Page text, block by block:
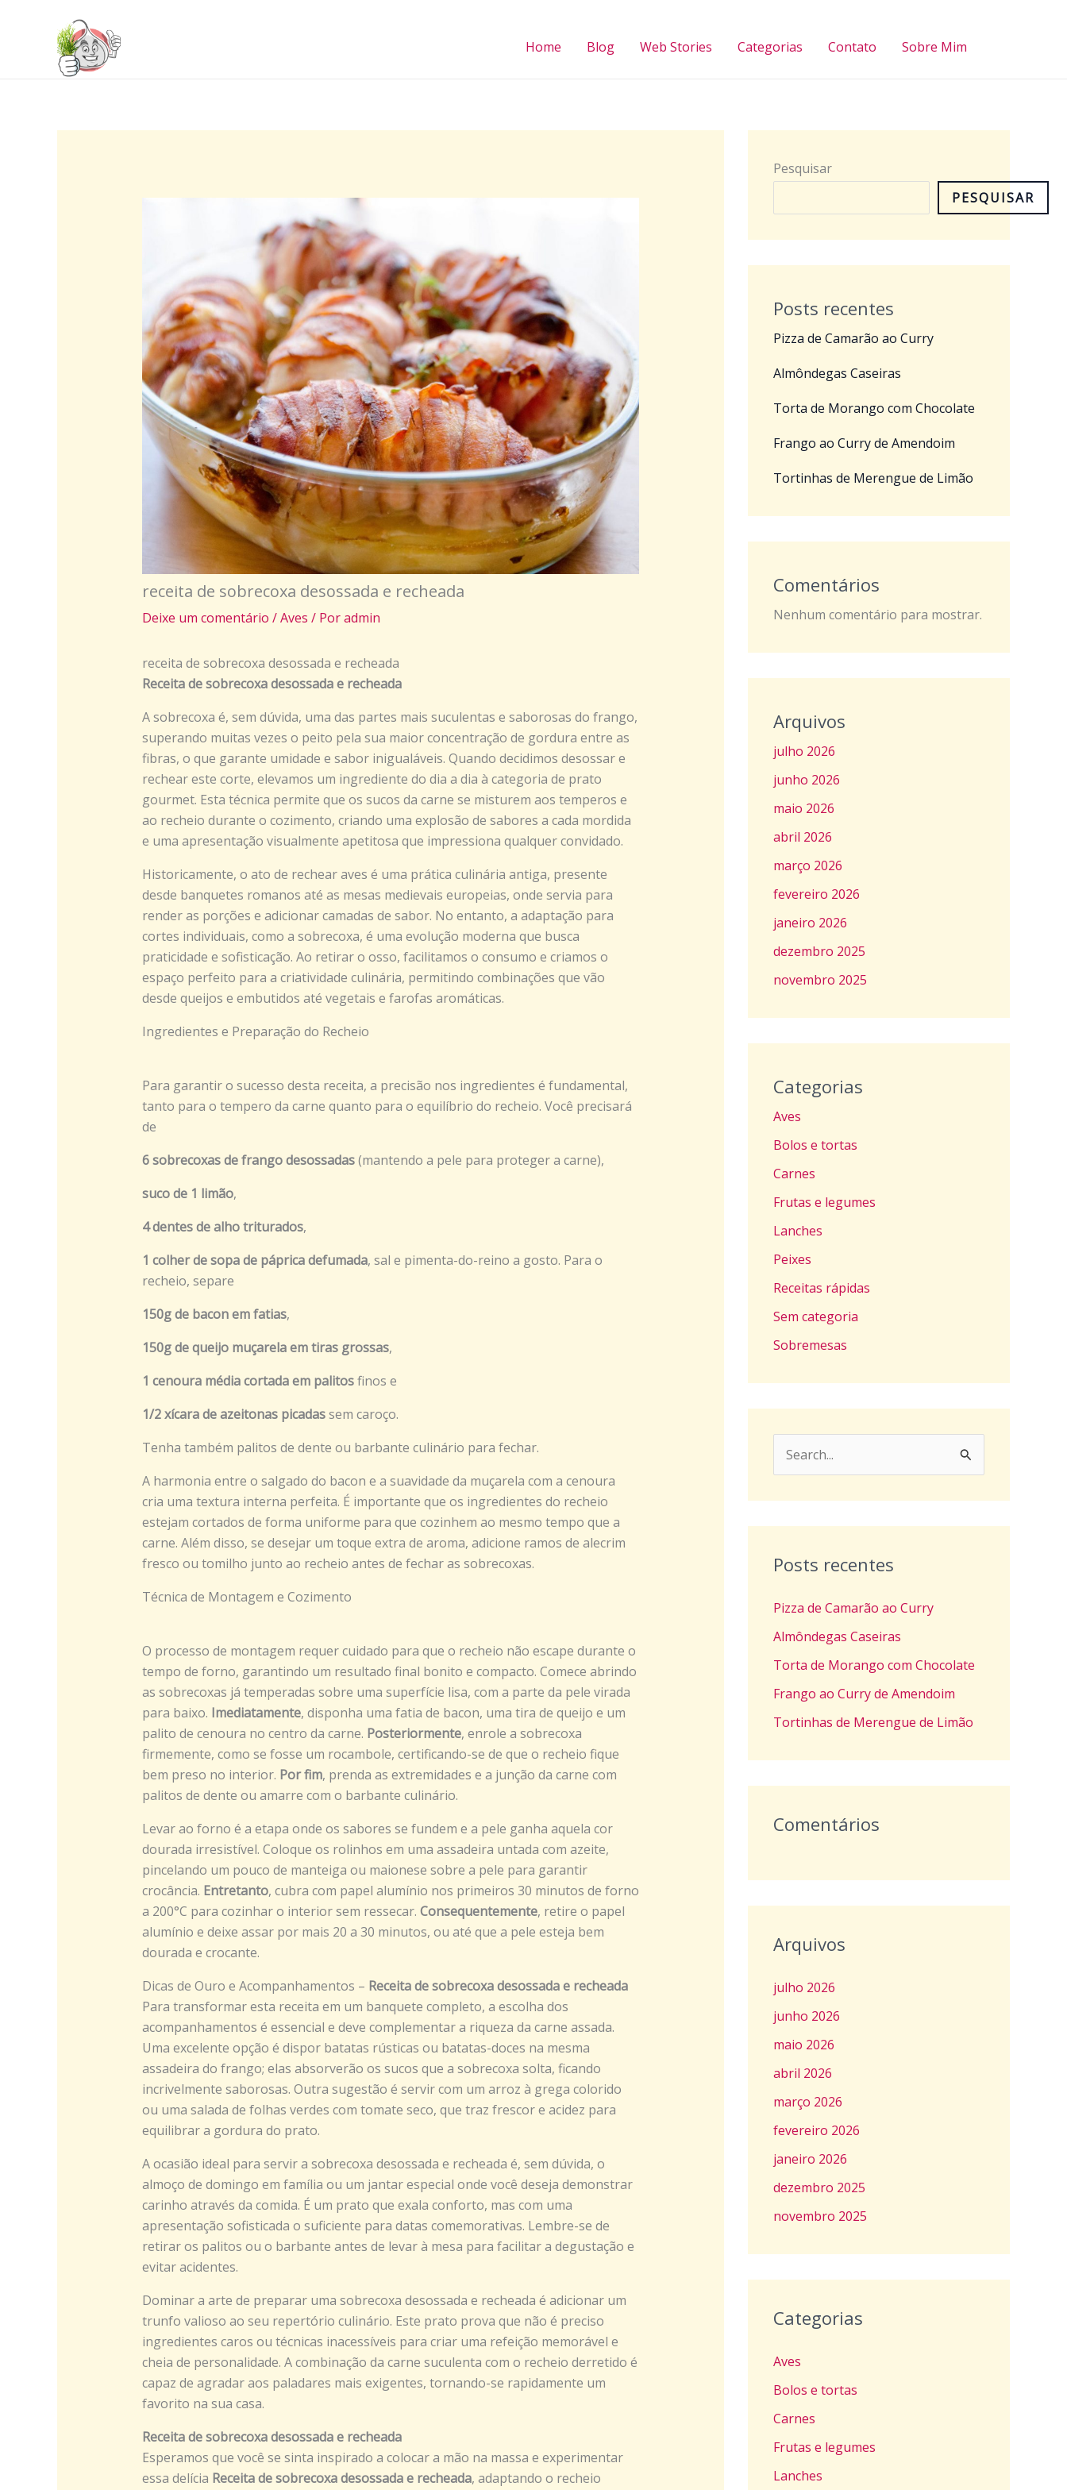
Home Blog Web Stories Categorias Contato Sobre Mim
receita de sobrecoxa desossada e recheada
Deixe um comentário /Aves / Poradmin
receita de sobrecoxa desossada e recheada
Receita de sobrecoxa desossada e recheada
A sobrecoxa é, sem dúvida, uma das partes mais suculentas e saborosas do frango,
superando muitas vezes o peito pela sua maior concentração de gordura entre as
fibras, o que garante umidade e sabor inigualáveis. Quando decidimos desossar e
rechear este corte, elevamos um ingrediente do dia a dia à categoria de prato
gourmet. Esta técnica permite que os sucos da carne se misturem aos temperos e
ao recheio durante o cozimento, criando uma explosão de sabores a cada mordida
e uma apresentação visualmente apetitosa que impressiona qualquer convidado.
Historicamente, o ato de rechear aves é uma prática culinária antiga, presente
desde banquetes romanos até as mesas medievais europeias, onde servia para
render as porções e adicionar camadas de sabor. No entanto, a adaptação para
cortes individuais, como a sobrecoxa, é uma evolução moderna que busca
praticidade e sofisticação. Ao retirar o osso, facilitamos o consumo e criamos o
espaço perfeito para a criatividade culinária, permitindo combinações que vão
desde queijos e embutidos até vegetais e farofas aromáticas.
Ingredientes e Preparação do Recheio
Para garantir o sucesso desta receita, a precisão nos ingredientes é fundamental,
tanto para o tempero da carne quanto para o equilíbrio do recheio. Você precisará
de
6 sobrecoxas de frango desossadas(mantendo a pele para proteger a carne),
suco de 1 limão,
4 dentes de alho triturados,
1 colher de sopa de páprica defumada, sal e pimenta-do-reino a gosto. Para o
recheio, separe
150g de bacon em fatias,
150g de queijo muçarela em tiras grossas,
1 cenoura média cortada em palitosfinos e
1/2 xícara de azeitonas picadassem caroço.
Tenha também palitos de dente ou barbante culinário para fechar.
A harmonia entre o salgado do bacon e a suavidade da muçarela com a cenoura
cria uma textura interna perfeita. É importante que os ingredientes do recheio
estejam cortados de forma uniforme para que cozinhem ao mesmo tempo que a
carne. Além disso, se desejar um toque extra de aroma, adicione ramos de alecrim
fresco ou tomilho junto ao recheio antes de fechar as sobrecoxas.
Técnica de Montagem e Cozimento
O processo de montagem requer cuidado para que o recheio não escape durante o
tempo de forno, garantindo um resultado final bonito e compacto. Comece abrindo
as sobrecoxas já temperadas sobre uma superfície lisa, com a parte da pele virada
para baixo. Imediatamente, disponha uma fatia de bacon, uma tira de queijo e um
palito de cenoura no centro da carne. Posteriormente, enrole a sobrecoxa
firmemente, como se fosse um rocambole, certificando-se de que o recheio fique
bem preso no interior. Por fim, prenda as extremidades e a junção da carne com
palitos de dente ou amarre com o barbante culinário.
Levar ao forno é a etapa onde os sabores se fundem e a pele ganha aquela cor
dourada irresistível. Coloque os rolinhos em uma assadeira untada com azeite,
pincelando um pouco de manteiga ou maionese sobre a pele para garantir
crocância. Entretanto, cubra com papel alumínio nos primeiros 30 minutos de forno
a 200°C para cozinhar o interior sem ressecar. Consequentemente, retire o papel
alumínio e deixe assar por mais 20 a 30 minutos, ou até que a pele esteja bem
dourada e crocante.
Dicas de Ouro e Acompanhamentos – Receita de sobrecoxa desossada e recheada
Para transformar esta receita em um banquete completo, a escolha dos
acompanhamentos é essencial e deve complementar a riqueza da carne assada.
Uma excelente opção é dispor batatas rústicas ou batatas-doces na mesma
assadeira do frango; elas absorverão os sucos que a sobrecoxa solta, ficando
incrivelmente saborosas. Outra sugestão é servir com um arroz à grega colorido
ou uma salada de folhas verdes com tomate seco, que traz frescor e acidez para
equilibrar a gordura do prato.
A ocasião ideal para servir a sobrecoxa desossada e recheada é, sem dúvida, o
almoço de domingo em família ou um jantar especial onde você deseja demonstrar
carinho através da comida. É um prato que exala conforto, mas com uma
apresentação sofisticada o suficiente para datas comemorativas. Lembre-se de
retirar os palitos ou o barbante antes de levar à mesa para facilitar a degustação e
evitar acidentes.
Dominar a arte de preparar uma sobrecoxa desossada e recheada é adicionar um
trunfo valioso ao seu repertório culinário. Este prato prova que não é preciso
ingredientes caros ou técnicas inacessíveis para criar uma refeição memorável e
cheia de personalidade. A combinação da carne suculenta com o recheio derretido é
capaz de agradar aos paladares mais exigentes, tornando-se rapidamente um
favorito na sua casa.
Receita de sobrecoxa desossada e recheada
Esperamos que você se sinta inspirado a colocar a mão na massa e experimentar
essa delícia Receita de sobrecoxa desossada e recheada, adaptando o recheio
Pesquisar
PESQUISAR
Posts recentes
Pizza de Camarão ao Curry
Almôndegas Caseiras
Torta de Morango com Chocolate
Frango ao Curry de Amendoim
Tortinhas de Merengue de Limão
Comentários
Nenhum comentário para mostrar.
Arquivos
julho 2026
junho 2026
maio 2026
abril 2026
março 2026
fevereiro 2026
janeiro 2026
dezembro 2025
novembro 2025
Categorias
Aves
Bolos e tortas
Carnes
Frutas e legumes
Lanches
Peixes
Receitas rápidas
Sem categoria
Sobremesas
u
s
a
r
p
:
Posts recentes
Pizza de Camarão ao Curry
Almôndegas Caseiras
Torta de Morango com Chocolate
Frango ao Curry de Amendoim
Tortinhas de Merengue de Limão
Comentários
Arquivos
julho 2026
junho 2026
maio 2026
abril 2026
março 2026
fevereiro 2026
janeiro 2026
dezembro 2025
novembro 2025
Categorias
Aves
Bolos e tortas
Carnes
Frutas e legumes
Lanches